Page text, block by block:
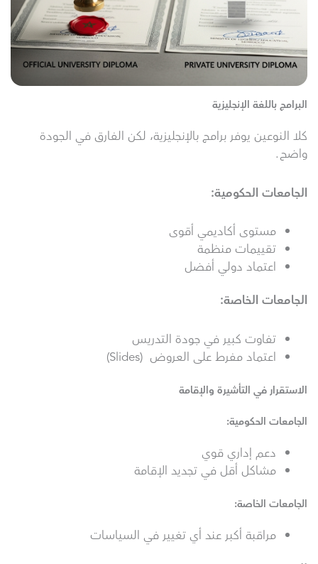
البرامج باللغة الإنجليزية
كلا النوعين يوفر برامج بالإنجليزية، لكن الفارق في الجودة
واضح.
الجامعات الحكومية:
مستوى أكاديمي أقوى
تقييمات منظمة
اعتماد دولي أفضل
الجامعات الخاصة:
تفاوت كبير في جودة التدريس
اعتماد مفرط على العروض (Slides)
الاستقرار في التأشيرة والإقامة
الجامعات الحكومية:
دعم إداري قوي
مشاكل أقل في تجديد الإقامة
الجامعات الخاصة:
مراقبة أكبر عند أي تغيير في السياسات